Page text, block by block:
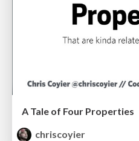
A Tale of Four Properties
chriscoyier